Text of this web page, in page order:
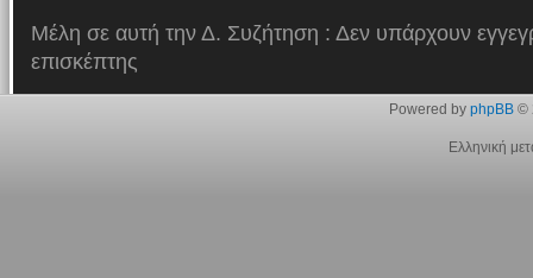
Μέλη σε αυτή την Δ. Συζήτηση : Δεν υπάρχουν
επισκέπτης
Powered by phpBB©
Ελληνική